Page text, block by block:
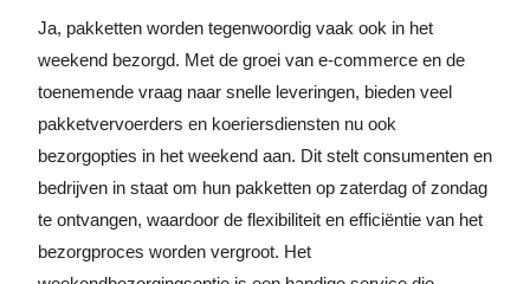
Ja, pakketten worden tegenwoordig vaak ook in het
weekend bezorgd. Met de groei van e-commerce en de
toenemende vraag naar snelle leveringen, bieden veel
pakketvervoerders en koeriersdiensten nu ook
bezorgopties in het weekend aan. Dit stelt consumenten en
bedrijven in staat om hun pakketten op zaterdag of zondag
te ontvangen, waardoor de flexibiliteit en efficiëntie van het
bezorgproces worden vergroot. Het